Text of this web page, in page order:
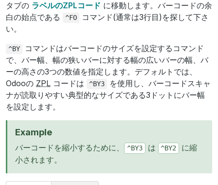
タブの ラベルのZPLコード に移動します。バーコードの余
白の始点である
^FO
コマンド(通常は3行目)を探して下さ
い。
^BY
コマンドはバーコードのサイズを設定するコマンド
で、バー幅、幅の狭いバーに対する幅の広いバーの幅、バ
ーの高さの3つの数値を指定します。デフォルトでは、
Odooの ZPL コードは ^BY3
を使用し、バーコードスキャ
ナが読取りやすい典型的なサイズである3ドットにバー幅
を設定します。
Example
バーコードを縮小するために、 ^BY3 は ^BY2
に縮
小されます。